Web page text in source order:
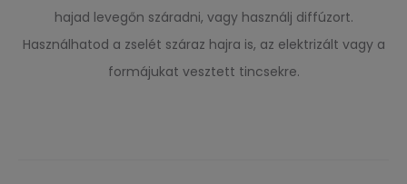
hajad levegőn száradni, vagy használj diffúzort.
Használhatod a zselét száraz hajra is, az elektrizált vagy a
formájukat vesztett tincsekre.